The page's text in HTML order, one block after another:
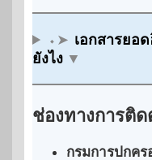
⬩➤ เอกสารยอ
ยังไง ▼
ช่องทางการติ
กรมการปกคร